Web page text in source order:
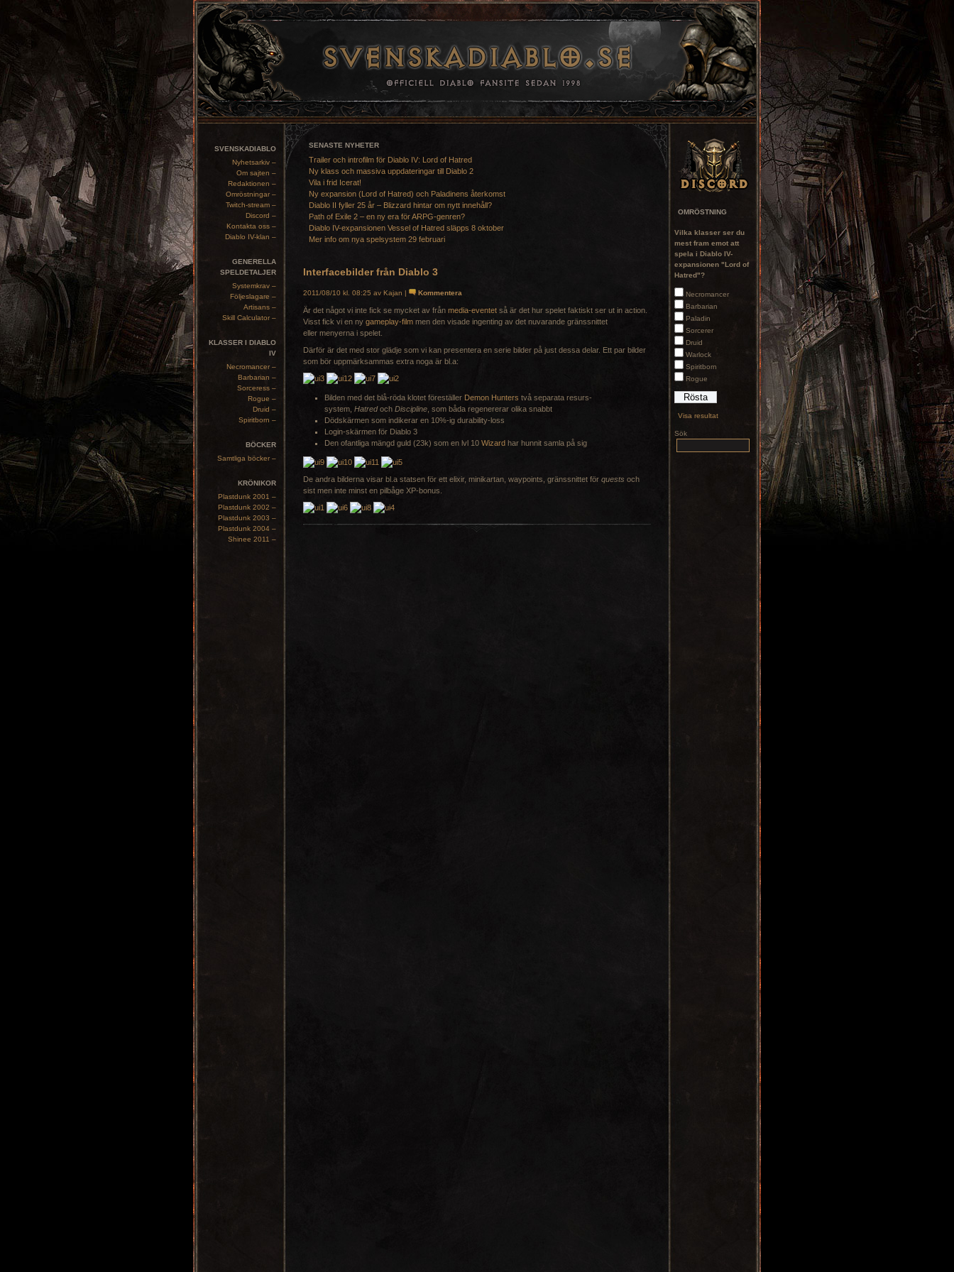
SVENSKADIABLO
Nyhetsarkiv –
Om sajten –
Redaktionen –
Omröstningar –
Twitch-stream –
Discord –
Kontakta oss –
Diablo IV-klan –
GENERELLA
SPELDETALJER
Systemkrav –
Följeslagare –
Artisans –
Skill Calculator –
KLASSER I DIABLO
IV
Necromancer –
Barbarian –
Sorceress –
Rogue –
Druid –
Spiritborn –
BÖCKER
Samtliga böcker –
KRÖNIKOR
Plastdunk 2001 –
Plastdunk 2002 –
Plastdunk 2003 –
Plastdunk 2004 –
Shinee 2011 –
SENASTE NYHETER
Trailer och introfilm för Diablo IV: Lord of Hatred
Ny klass och massiva uppdateringar till Diablo 2
Vila i frid Icerat!
Ny expansion (Lord of Hatred) och Paladinens återkomst
Diablo II fyller 25 år – Blizzard hintar om nytt innehåll?
Path of Exile 2 – en ny era för ARPG-genren?
Diablo IV-expansionen Vessel of Hatred släpps 8 oktober
Mer info om nya spelsystem 29 februari
OMRÖSTNING
Vilka klasser ser du
mest fram emot att
spela i Diablo IV-
expansionen "Lord of
Hatred"?
Necromancer
Barbarian
Paladin
Sorcerer
Druid
Warlock
Spiritborn
Rogue
Visa resultat
Sök
Interfacebilder från Diablo 3
2011/08/10 kl. 08:25 av Kajan | Kommentera
Är det något vi inte fick se mycket av från media-eventet så är det hur spelet faktiskt ser ut in action.
Visst fick vi en ny gameplay-film men den visade ingenting av det nuvarande gränssnittet
eller menyerna i spelet.
Därför är det med stor glädje som vi kan presentera en serie bilder på just dessa delar. Ett par bilder
som bör uppmärksammas extra noga är bl.a:
Bilden med det blå-röda klotet föreställer Demon Hunters två separata resurs-
system, Hatredoch Discipline , som båda regenererar olika snabbt
Dödskärmen som indikerar en 10%-ig durability-loss
Login-skärmen för Diablo 3
Den ofantliga mängd guld (23k) som en lvl 10 Wizard har hunnit samla på sig
De andra bilderna visar bl.a statsen för ett elixir, minikartan, waypoints, gränssnittet för quests och
sist men inte minst en pilbåge XP-bonus.